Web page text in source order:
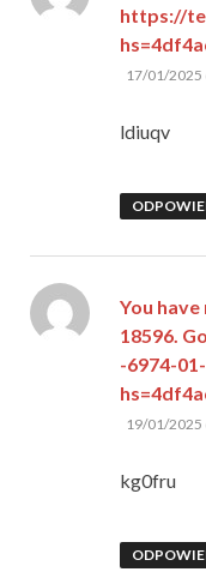
https://
pisze:
17/01/2025
ldiuqv
You have
18596.
-6974-
pisze:
19/01/2025
kg0fru